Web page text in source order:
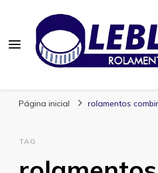
Página inicial rolamentos
TAG